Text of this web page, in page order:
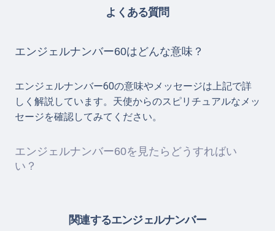
よくある質問
エンジェルナンバー60はどんな意味？
エンジェルナンバー60の意味やメッセージは上記で詳
しく解説しています。天使からのスピリチュアルなメッ
セージを確認してみてください。
エンジェルナンバー60を見たらどうすればい
い？
関連するエンジェルナンバー